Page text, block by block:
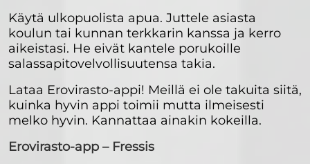
Käytä ulkopuolista apua. Juttele asiasta
koulun tai kunnan terkkarin kanssa ja kerro
aikeistasi. He eivät kantele porukoille
salassapitovelvollisuutensa takia.
Lataa Erovirasto-appi! Meillä ei ole takuita siitä,
kuinka hyvin appi toimii mutta ilmeisesti
melko hyvin. Kannattaa ainakin kokeilla.
Erovirasto-app – Fressis